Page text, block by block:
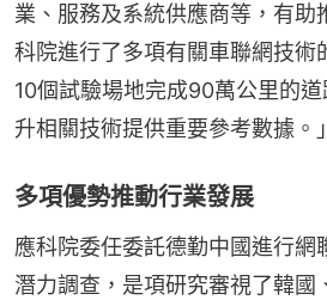
業、服務及系統供應商等，有助
科院進行了多項有關車聯網技術
10個試驗場地完成90萬公里的
升相關技術提供重要參考數據。」
多項優勢推動行業發展
應科院委任委託德勤中國進行網
潛力調查，是項研究審視了韓國